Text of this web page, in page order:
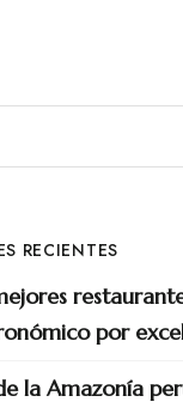
RECIENTES
por
la Amazonía